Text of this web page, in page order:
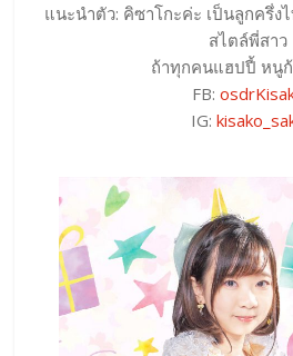
แนะนำตัว: คิซาโกะค่ะ เป็นลูกครึ่ง
สไตล์พี่สาว
ถ้าทุกคนแฮปปี้ หนู
FB:
IG: